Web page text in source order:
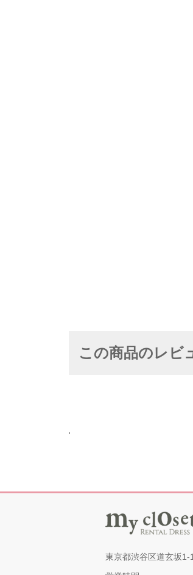
この商品のレビ
'
東京都渋谷区道玄坂